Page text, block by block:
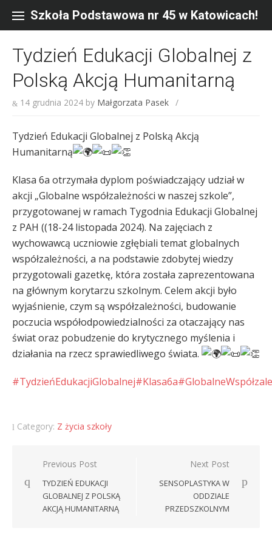
content
Szkoła Podstawowa nr 45 w Katowicach!
Tydzień Edukacji Globalnej z
Polską Akcją Humanitarną
14 grudnia 2024 by Małgorzata Pasek /
Tydzień Edukacji Globalnej z Polską Akcją
Humanitarną
Klasa 6a otrzymała dyplom poświadczający udział w
akcji „Globalne współzależności w naszej szkole”,
przygotowanej w ramach Tygodnia Edukacji Globalnej
z PAH ((18-24 listopada 2024). Na zajęciach z
wychowawcą uczniowie zgłębiali temat globalnych
współzależności, a na podstawie zdobytej wiedzy
przygotowali gazetkę, która została zaprezentowana
na głównym korytarzu szkolnym. Celem akcji było
wyjaśnienie, czym są współzależności, budowanie
poczucia współodpowiedzialności za otaczający nas
świat oraz pobudzenie do krytycznego myślenia i
działania na rzecz sprawiedliwego świata.
#TydzieńEdukacjiGlobalnej#Klasa6a
Category: Z życia szkoły
Nawigacja
wpisu
Previous Post
TYDZIEŃ EDUKACJI
GLOBALNEJ Z POLSKĄ
AKCJĄ HUMANITARNĄ
Next Post
SENSOPLASTYKA W
ODDZIALE
PRZEDSZKOLNYM